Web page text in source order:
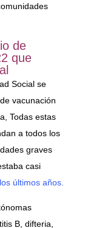
de
que
Social se
vacunación
Todas estas
a todos los
graves
casi
últimos años.
B, difteria,